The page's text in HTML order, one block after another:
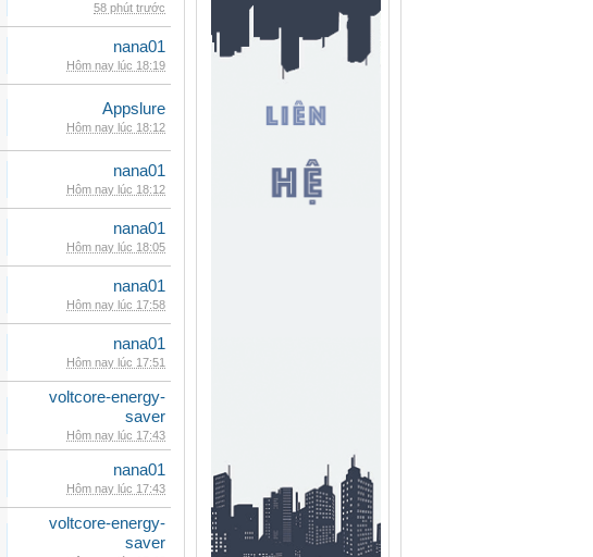
58 phút trước
nana01
Hôm nay lúc 18:19
Appslure
Hôm nay lúc 18:12
nana01
Hôm nay lúc 18:12
nana01
Hôm nay lúc 18:05
nana01
Hôm nay lúc 17:58
nana01
Hôm nay lúc 17:51
voltcore-energy-
saver
Hôm nay lúc 17:43
nana01
Hôm nay lúc 17:43
voltcore-energy-
saver